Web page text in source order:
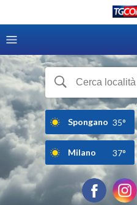
Spongano 35°
Milano 37°